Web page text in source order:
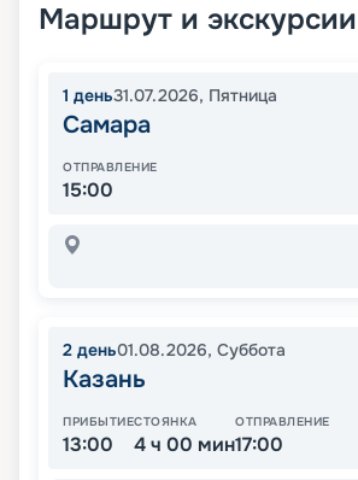
Маршрут и экскурсии
1 день31.07.2026, Пятница
Самара
ОТПРАВЛЕНИЕ
15:00
2 день01.08.2026, Суббота
Казань
ПРИБЫТИЕ
13:00
СТОЯНКА
4 ч 00 мин
ОТПРАВЛЕНИЕ
17:00